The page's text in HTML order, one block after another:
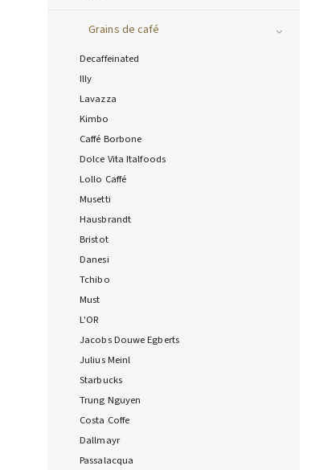
Grains de café
Decaffeinated
Illy
Lavazza
Kimbo
Caffé Borbone
Dolce Vita Italfoods
Lollo Caffé
Musetti
Hausbrandt
Bristot
Danesi
Tchibo
Must
L'OR
Jacobs Douwe Egberts
Julius Meinl
Starbucks
Trung Nguyen
Costa Coffe
Dallmayr
Passalacqua